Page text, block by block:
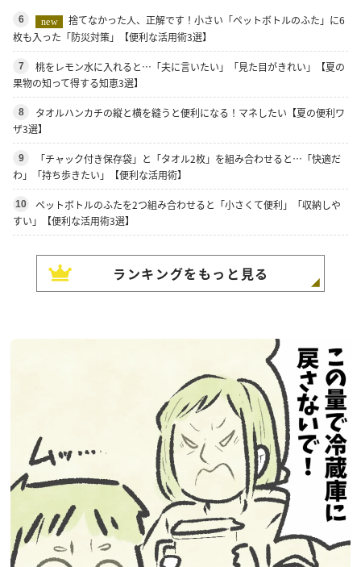
6 new
捨てなかった人、正解です！小さい「ペットボトルのふた」に6
枚も入った「防災対策」【便利な活用術3選】
7
桃をレモン水に入れると…「夫に言いたい」「見た目がきれい」【夏の
果物の知って得する知恵3選】
8
タオルハンカチの縦と横を縫うと便利になる！マネしたい【夏の便利ワ
ザ3選】
9
「チャック付き保存袋」と「タオル2枚」を組み合わせると…「快適だ
わ」「持ち歩きたい」【便利な活用術】
10
ペットボトルのふたを2つ組み合わせると「小さくて便利」「収納しや
すい」【便利な活用術3選】
ランキングをもっと見る